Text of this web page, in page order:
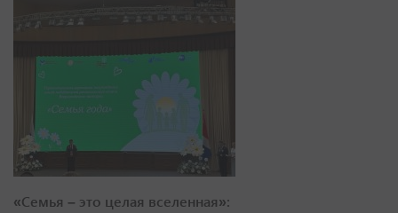
«Семья – это целая вселенная»: